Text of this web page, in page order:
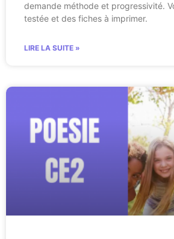
demande méthode et progressivité.
testée et des fiches à imprimer.
LIRE LA SUITE »